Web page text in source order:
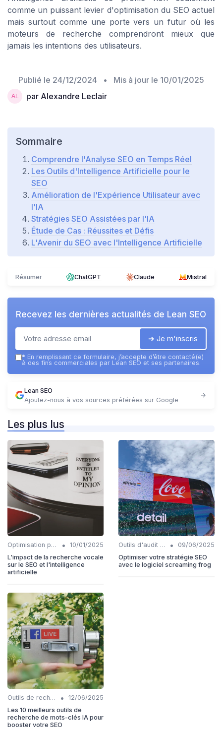
comme un puissant levier d'optimisation du SEO actuel
mais surtout comme une porte vers un futur où les
moteurs de recherche comprendront mieux que
jamais les intentions des utilisateurs.
Publié le 24/12/2024 • Mis à jour le 10/01/2025
par Alexandre Leclair
Sommaire
Comprendre l'Analyse SEO en Temps Réel
Les Outils d'Intelligence Artificielle pour le
SEO
Amélioration de l'Expérience Utilisateur avec
l'IA
Stratégies SEO Assistées par l'IA
Étude de Cas : Réussites et Défis
L'Avenir du SEO avec l'Intelligence Artificielle
Résumer ChatGPT Claude Mistral
Recevez les dernières actualités de Lean SEO
➔ Je m'inscris
* En remplissant ce formulaire, j’accepte d’être contacté(e)
à des fins commerciales par Lean SEO et ses partenaires.
Lean SEO
Ajoutez-nous à vos sources préférées sur Google
Les plus lus
Optimisation pour la recherche vocale •
10/01/2025
L'impact de la recherche vocale
sur le SEO et l'intelligence
artificielle
Outils d'audit technique SEO •
09/06/2025
Optimiser votre stratégie SEO
avec le logiciel screaming frog
Outils de recherche de mots-clés IA •
12/06/2025
Les 10 meilleurs outils de
recherche de mots-clés IA pour
booster votre SEO